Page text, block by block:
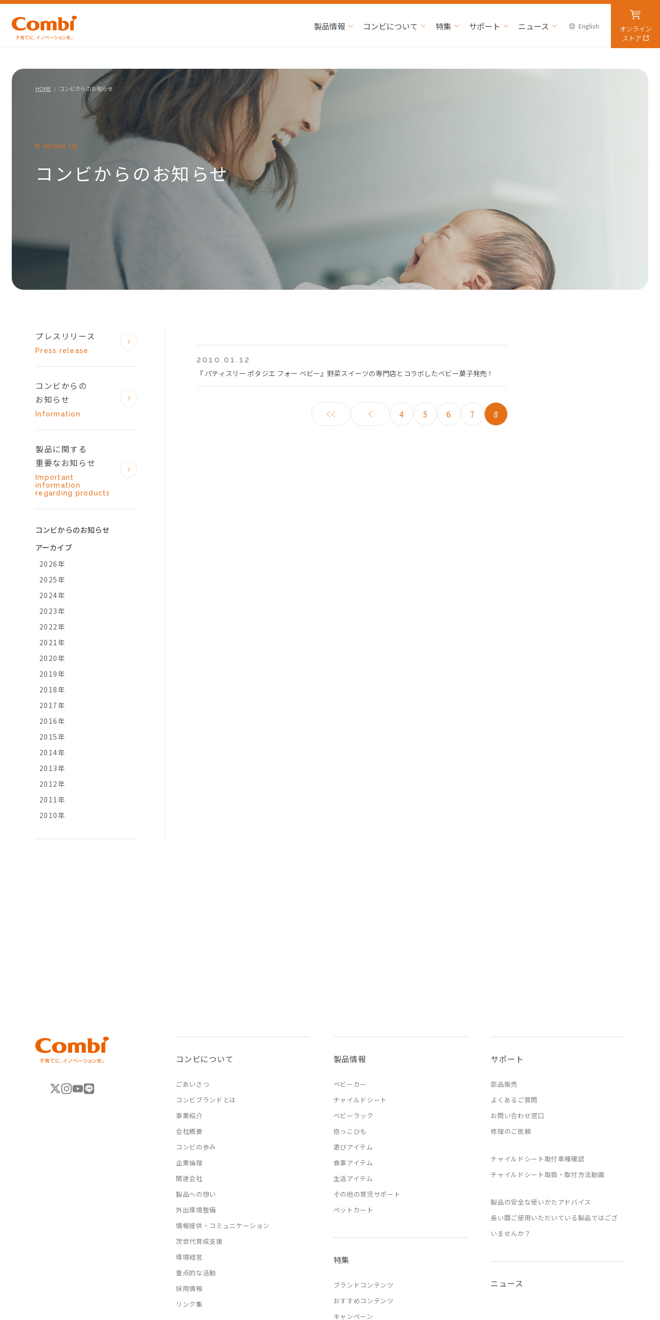
製品情報 コンビについて 特集 サポート ニュース English
オンライン
ストア
HOME コンビからのお知らせ
About us
コンビからのお知らせ
2010.01.12
『 パティスリー ポタジエ フォー ベビー』野菜スイーツの専門店とコラボしたベビー菓子発売！
4 5 6 7 8
プレスリリース
Press release
コンビからの
お知らせ
Information
製品に関する
重要なお知らせ
Important
information
regarding products
コンビからのお知らせ
アーカイブ
2026年
2025年
2024年
2023年
2022年
2021年
2020年
2019年
2018年
2017年
2016年
2015年
2014年
2013年
2012年
2011年
2010年
コンビについて
ごあいさつ
コンビブランドとは
事業紹介
会社概要
コンビの歩み
企業倫理
関連会社
製品への想い
外出環境整備
情報提供・コミュニケーション
次世代育成支援
環境経営
重点的な活動
採用情報
リンク集
製品情報
ベビーカー
チャイルドシート
ベビーラック
抱っこひも
遊びアイテム
食事アイテム
生活アイテム
その他の育児サポート
ペットカート
特集
ブランドコンテンツ
おすすめコンテンツ
キャンペーン
サポート
部品販売
よくあるご質問
お問い合わせ窓口
修理のご依頼
チャイルドシート取付車種確認
チャイルドシート取扱・取付方法動画
製品の安全な使いかたアドバイス
長い間ご使用いただいている製品ではござ
いませんか？
ニュース